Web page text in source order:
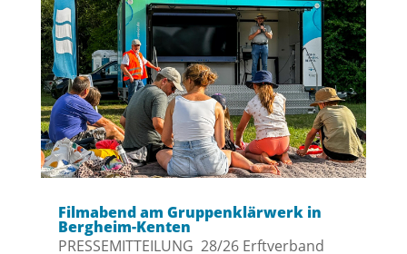
Filmabend am Gruppenklärwerk in
Bergheim-Kenten
PRESSEMITTEILUNG 28/26 Erftverband